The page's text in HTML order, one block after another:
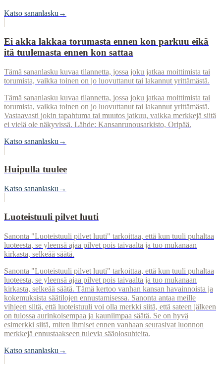
Katso sananlasku →
Ei akka lakkaa torumasta ennen kon parkuu eikä
itä tuulemasta ennen kon sattaa
Tämä sananlasku kuvaa tilannetta, jossa joku jatkaa moittimista tai
torumista, vaikka toinen on jo luovuttanut tai lakannut yrittämästä.
Tämä sananlasku kuvaa tilannetta, jossa joku jatkaa moittimista tai
torumista, vaikka toinen on jo luovuttanut tai lakannut yrittämästä.
Vastaavasti jokin tapahtuma tai muutos jatkuu, vaikka merkkejä siitä
ei vielä ole näkyvissä. Lähde: Kansanrunousarkisto, Oripää.
Katso sananlasku →
Huipulla tuulee
Katso sananlasku →
Luoteistuuli pilvet luuti
Sanonta "Luoteistuuli pilvet luuti" tarkoittaa, että kun tuuli puhaltaa
luoteesta, se yleensä ajaa pilvet pois taivaalta ja tuo mukanaan
kirkasta, selkeää säätä.
Sanonta "Luoteistuuli pilvet luuti" tarkoittaa, että kun tuuli puhaltaa
luoteesta, se yleensä ajaa pilvet pois taivaalta ja tuo mukanaan
kirkasta, selkeää säätä. Tämä kertoo vanhan kansan havainnoista ja
kokemuksista säätilojen ennustamisessa. Sanonta antaa meille
vihjeen siitä, että luoteistuuli voi olla merkki siitä, että sateen jälkeen
on tulossa aurinkoisempaa ja kauniimpaa säätä. Se on hyvä
esimerkki siitä, miten ihmiset ennen vanhaan seurasivat luonnon
merkkejä ennustaakseen tulevia sääolosuhteita.
Katso sananlasku →